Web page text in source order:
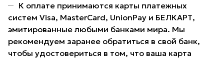
К оплате принимаются карты платежных
систем Visa, MasterCard, UnionPay и БЕЛКАРТ,
эмитированные любыми банками мира. Мы
рекомендуем заранее обратиться в свой банк,
чтобы удостовериться в том, что ваша карта